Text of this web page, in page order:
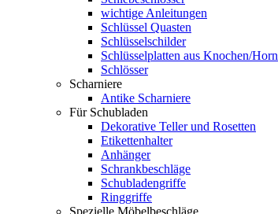
wichtige Anleitungen
Schlüssel Quasten
Schlüsselschilder
Schlüsselplatten aus Knochen/Horn
Schlösser
Scharniere
Antike Scharniere
Für Schubladen
Dekorative Teller und Rosetten
Etikettenhalter
Anhänger
Schrankbeschläge
Schubladengriffe
Ringgriffe
Spezielle Möbelbeschläge